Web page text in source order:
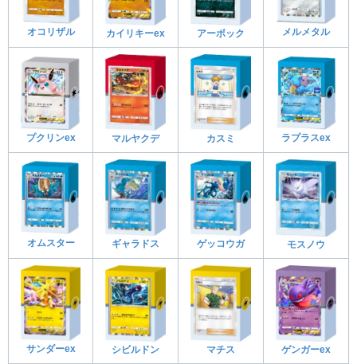
オコリザル カイリキーex アーボック メルメタル
プクリンex マルヤクデ カスミ ラプラスex
オムスター ギャラドス ゲッコウガ モスノウ
サンダーex シビルドン マチス ゲンガーex